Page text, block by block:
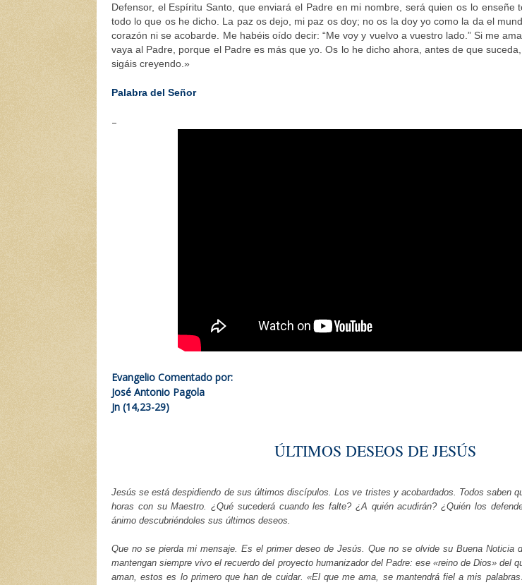
Defensor, el Espíritu Santo, que enviará el Padre en mi nombre, será quien os lo enseñe
todo lo que os he dicho. La paz os dejo, mi paz os doy; no os la doy yo como la da el
corazón ni se acobarde. Me habéis oído decir: “Me voy y vuelvo a vuestro lado.” Si me
vaya al Padre, porque el Padre es más que yo. Os lo he dicho ahora, antes de que
sigáis creyendo.»
Palabra del Señor
–
Evangelio Comentado por:
José Antonio Pagola
Jn (14,23-29)
ÚLTIMOS DESEOS DE JESÚS
Jesús se está despidiendo de sus últimos discípulos. Los ve tristes y acobardados. Todos saben
horas con su Maestro. ¿Qué sucederá cuando les falte? ¿A quién acudirán? ¿Quién los
ánimo descubriéndoles sus últimos deseos.
Que no se pierda mi mensaje. Es el primer deseo de Jesús. Que no se olvide su Buena Noticia
mantengan siempre vivo el recuerdo del proyecto humanizador del Padre: ese «reino de Dios» del
aman, estos es lo primero que han de cuidar. «El que me ama, se mantendrá fiel a mis